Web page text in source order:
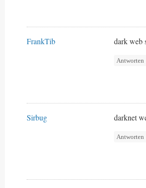
FrankTib dark web
Antworten
Sirbug darknet
Antworten